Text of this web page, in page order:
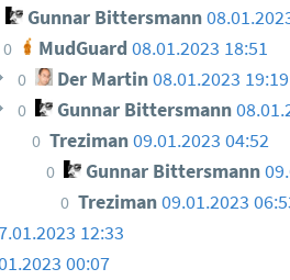
Gunnar Bittersmann
0 MudGuard 08.01.2023 18:51
0 Der Martin 08.01.2023 19:19
0 Gunnar Bittersmann
0 Treziman09.01.2023 04:52
0 Gunnar Bittersmann
0 Treziman09.01.2023
12:33
00:07